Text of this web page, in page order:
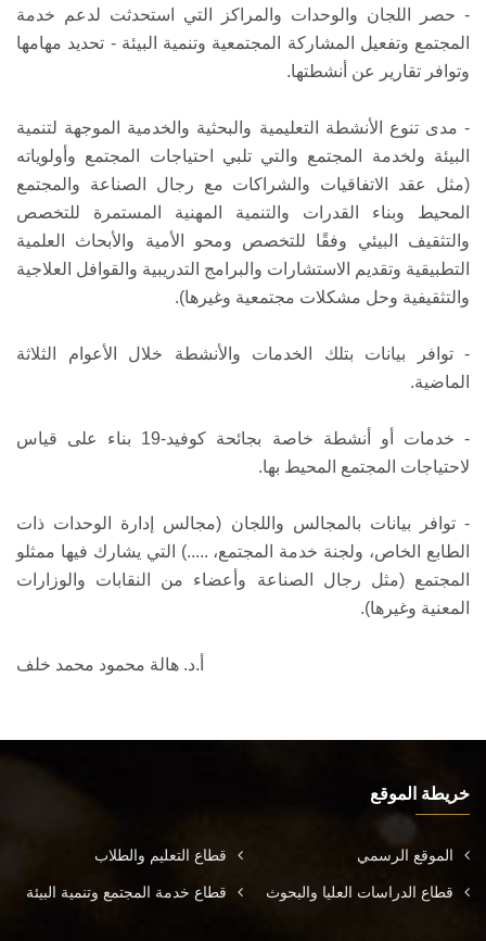
- حصر اللجان والوحدات والمراكز التي استحدثت لدعم خدمة
المجتمع وتفعيل المشاركة المجتمعية وتنمية البيئة - تحديد مهامها
وتوافر تقارير عن أنشطتها.
- مدى تنوع الأنشطة التعليمية والبحثية والخدمية الموجهة لتنمية
البيئة ولخدمة المجتمع والتي تلبي احتياجات المجتمع وأولوياته
(مثل عقد الاتفاقيات والشراكات مع رجال الصناعة والمجتمع
المحيط وبناء القدرات والتنمية المهنية المستمرة للتخصص
والتثقيف البيئي وفقًا للتخصص ومحو الأمية والأبحاث العلمية
التطبيقية وتقديم الاستشارات والبرامج التدريبية والقوافل العلاجية
والتثقيفية وحل مشكلات مجتمعية وغيرها).
- توافر بيانات بتلك الخدمات والأنشطة خلال الأعوام الثلاثة
الماضية.
- خدمات أو أنشطة خاصة بجائحة كوفيد-19 بناء على قياس
لاحتياجات المجتمع المحيط بها.
- توافر بيانات بالمجالس واللجان (مجالس إدارة الوحدات ذات
الطابع الخاص، ولجنة خدمة المجتمع، .....) التي يشارك فيها ممثلو
المجتمع (مثل رجال الصناعة وأعضاء من النقابات والوزارات
المعنية وغيرها).
أ.د. هالة محمود محمد خلف
خريطة الموقع
الموقع الرسمي قطاع التعليم والطلاب
قطاع الدراسات العليا والبحوث قطاع خدمة المجتمع وتنمية البيئة